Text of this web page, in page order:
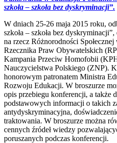
szkoła – szkoła bez dyskryminacji”.
W dniach 25-26 maja 2015 roku,
szkoła – szkoła bez
na rzecz Różnorodności
Rzecznika Praw Obywatelskich
Kampania Przeciw Homofobii
Nauczycielstwa Polskiego (ZNP).
honorowym patronatem Ministra
Rozwoju Edukacji. W broszurze
opis przebiegu konferencji, a także
podstawowych informacji o takich
antydyskryminacyjna,
traktowania. W broszurze można
cennych źródeł wiedzy
poruszanych podczas konferencji.